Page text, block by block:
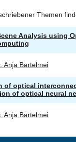
Themen
Analysis using
Anja Bartelmei
of optical
of optical neural
Anja Bartelmei